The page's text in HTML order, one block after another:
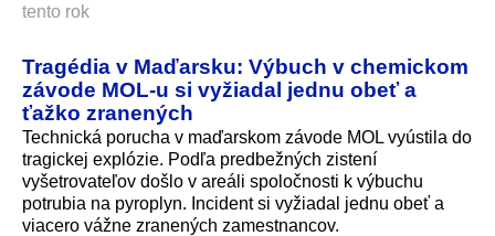
tento rok
Tragédia v Maďarsku: Výbuch v chemickom
závode MOL-u si vyžiadal jednu obeť a
ťažko zranených
Technická porucha v maďarskom závode MOL vyústila do
tragickej explózie. Podľa predbežných zistení
vyšetrovateľov došlo v areáli spoločnosti k výbuchu
potrubia na pyroplyn. Incident si vyžiadal jednu obeť a
viacero vážne zranených zamestnancov.